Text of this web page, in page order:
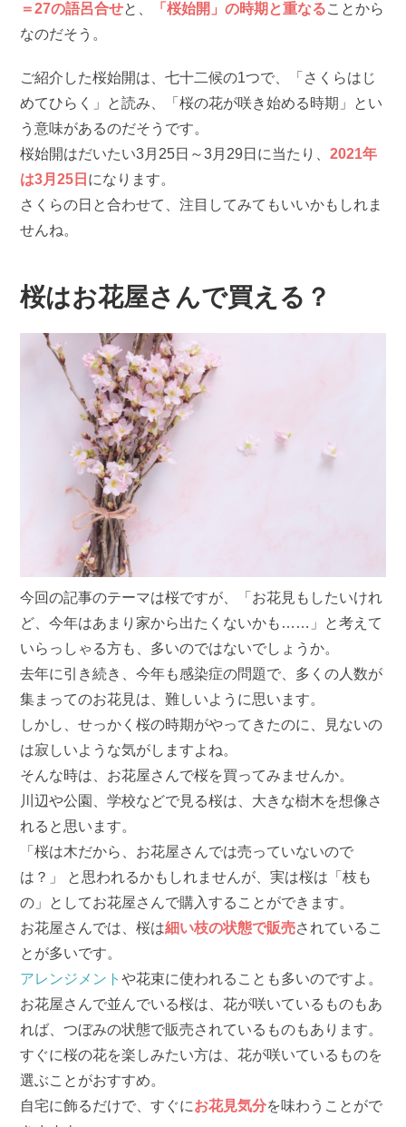
＝27の語呂合せと、 「桜始開」の時期と重なることから
なのだそう。
ご紹介した桜始開は、七十二候の1つで、「さくらはじ
めてひらく」と読み、「桜の花が咲き始める時期」とい
う意味があるのだそうです。
桜始開はだいたい3月25日～3月29日に当たり、2021年
は3月25日 になります。
さくらの日と合わせて、注目してみてもいいかもしれま
せんね。
桜はお花屋さんで買える？
今回の記事のテーマは桜ですが、「お花見もしたいけれ
ど、今年はあまり家から出たくないかも……」と考えて
いらっしゃる方も、多いのではないでしょうか。
去年に引き続き、今年も感染症の問題で、多くの人数が
集まってのお花見は、難しいように思います。
しかし、せっかく桜の時期がやってきたのに、見ないの
は寂しいような気がしますよね。
そんな時は、お花屋さんで桜を買ってみませんか。
川辺や公園、学校などで見る桜は、大きな樹木を想像さ
れると思います。
「桜は木だから、お花屋さんでは売っていないので
は？」 と思われるかもしれませんが、実は桜は「枝も
の」としてお花屋さんで購入することができます。
お花屋さんでは、桜は細い枝の状態で販売されているこ
とが多いです。
アレンジメントや花束に使われることも多いのですよ。
お花屋さんで並んでいる桜は、花が咲いているものもあ
れば、つぼみの状態で販売されているものもあります。
すぐに桜の花を楽しみたい方は、花が咲いているものを
選ぶことがおすすめ。
自宅に飾るだけで、すぐにお花見気分を味わうことがで